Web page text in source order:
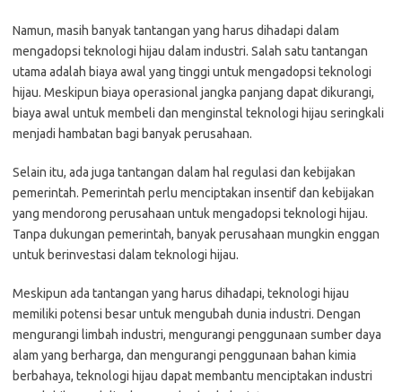
Namun, masih banyak tantangan yang harus dihadapi dalam
mengadopsi teknologi hijau dalam industri. Salah satu tantangan
utama adalah biaya awal yang tinggi untuk mengadopsi teknologi
hijau. Meskipun biaya operasional jangka panjang dapat dikurangi,
biaya awal untuk membeli dan menginstal teknologi hijau seringkali
menjadi hambatan bagi banyak perusahaan.
Selain itu, ada juga tantangan dalam hal regulasi dan kebijakan
pemerintah. Pemerintah perlu menciptakan insentif dan kebijakan
yang mendorong perusahaan untuk mengadopsi teknologi hijau.
Tanpa dukungan pemerintah, banyak perusahaan mungkin enggan
untuk berinvestasi dalam teknologi hijau.
Meskipun ada tantangan yang harus dihadapi, teknologi hijau
memiliki potensi besar untuk mengubah dunia industri. Dengan
mengurangi limbah industri, mengurangi penggunaan sumber daya
alam yang berharga, dan mengurangi penggunaan bahan kimia
berbahaya, teknologi hijau dapat membantu menciptakan industri